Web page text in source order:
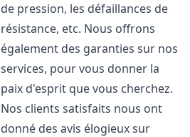
de pression, les défaillances de
résistance, etc. Nous offrons
également des garanties sur nos
services, pour vous donner la
paix d'esprit que vous cherchez.
Nos clients satisfaits nous ont
donné des avis élogieux sur